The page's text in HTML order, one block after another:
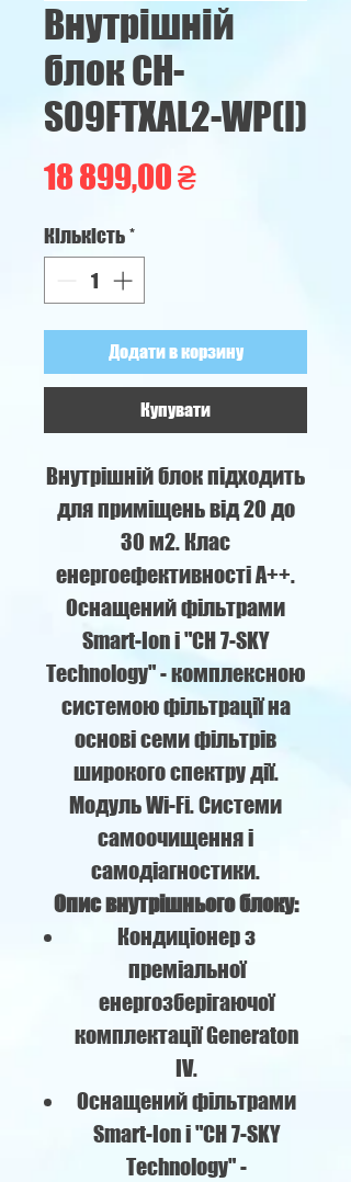
Внутрішній
блок CH-
S09FTXAL2-WP(I)
18 899,00 ₴Ціна
Кількість*
Додати в корзину
Купувати
Внутрішній блок підходить
для приміщень від 20 до
30 м2. Клас
енергоефективності А++.
Оснащений фільтрами
Smart-Ion і "CH 7-SKY
Technology" - комплексною
системою фільтрації на
основі семи фільтрів
широкого спектру дії.
Модуль Wi-Fi. Системи
самоочищення і
самодіагностики.
Опис внутрішнього блоку:
Кондиціонер з
преміальної
енергозберігаючої
комплектації Generaton
IV.
Оснащений фільтрами
Smart-Ion і "CH 7-SKY
Technology" -